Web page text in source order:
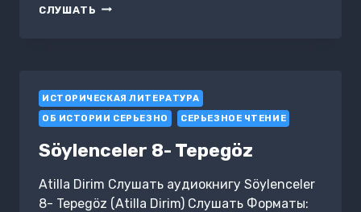
СЛУШАТЬ ЭПОХА
В
ИСТОРИИ
РОССИИ
ИСТОРИЧЕСКАЯ ЛИТЕРАТУРА
ОБ ИСТОРИИ СЕРЬЕЗНО
СЕРЬЕЗНОЕ ЧТЕНИЕ
Söylenceler 8- Tepegöz
Atilla Dirim Слушать аудиокнигу Söylenceler
8- Tepegöz (Atilla Dirim) Слушать Форматы: